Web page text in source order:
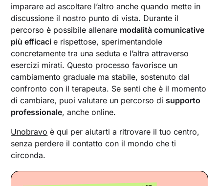
imparare ad ascoltare l’altro anche quando mette in
discussione il nostro punto di vista. Durante il
percorso è possibile allenare modalità comunicative
più efficacie rispettose, sperimentandole
concretamente tra una seduta e l’altra attraverso
esercizi mirati. Questo processo favorisce un
cambiamento graduale ma stabile, sostenuto dal
confronto con il terapeuta. Se senti che è il momento
di cambiare, puoi valutare un percorso di supporto
professionale, anche online.
Unobravo è qui per aiutarti a ritrovare il tuo centro,
senza perdere il contatto con il mondo che ti
circonda.